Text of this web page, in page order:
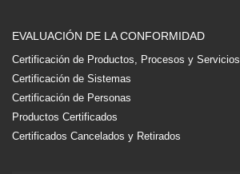
EVALUACIÓN DE LA CONFORMIDAD
Certificación de Productos, Procesos y Servicios
Certificación de Sistemas
Certificación de Personas
Productos Certificados
Certificados Cancelados y Retirados